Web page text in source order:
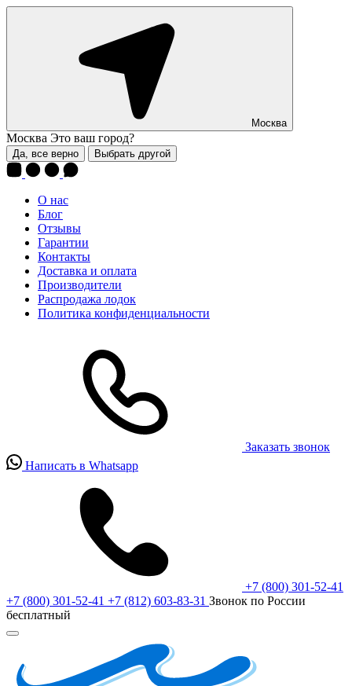
Москва
Москва Это ваш город?
Да, все верно Выбрать другой
О нас
Блог
Отзывы
Гарантии
Контакты
Доставка и оплата
Производители
Распродажа лодок
Политика конфиденциальности
Заказать звонок
Написать в Whatsapp
+7 (800) 301-52-41
+7 (800) 301-52-41 +7 (812) 603-83-31 Звонок по России
бесплатный